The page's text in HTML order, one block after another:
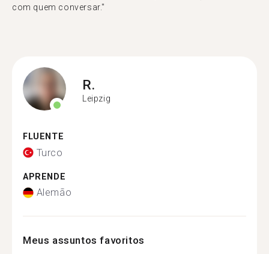
com quem conversar."
R.
Leipzig
FLUENTE
Turco
APRENDE
Alemão
Meus assuntos favoritos